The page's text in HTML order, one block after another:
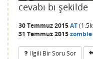
cevabı bı şekilde
30 Temmuz 2015AT(1.5k
31 Temmuz 2015zombie
Ilgili Bir Soru Sor